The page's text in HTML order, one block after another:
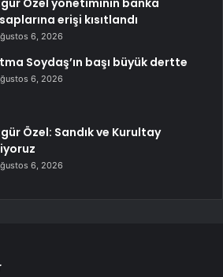
Özel yönetiminin banka
erişi kısıtlandı
6, 2026
Soydaş’ın başı büyük dertte
6, 2026
Özel: Sandık ve Kurultay
6, 2026